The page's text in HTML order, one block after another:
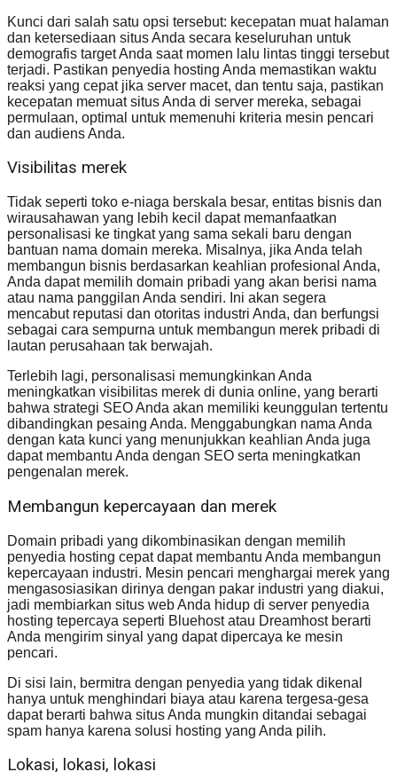
Kunci dari salah satu opsi tersebut: kecepatan muat halaman
dan ketersediaan situs Anda secara keseluruhan untuk
demografis target Anda saat momen lalu lintas tinggi tersebut
terjadi. Pastikan penyedia hosting Anda memastikan waktu
reaksi yang cepat jika server macet, dan tentu saja, pastikan
kecepatan memuat situs Anda di server mereka, sebagai
permulaan, optimal untuk memenuhi kriteria mesin pencari
dan audiens Anda.
Visibilitas merek
Tidak seperti toko e-niaga berskala besar, entitas bisnis dan
wirausahawan yang lebih kecil dapat memanfaatkan
personalisasi ke tingkat yang sama sekali baru dengan
bantuan nama domain mereka. Misalnya, jika Anda telah
membangun bisnis berdasarkan keahlian profesional Anda,
Anda dapat memilih domain pribadi yang akan berisi nama
atau nama panggilan Anda sendiri. Ini akan segera
mencabut reputasi dan otoritas industri Anda, dan berfungsi
sebagai cara sempurna untuk membangun merek pribadi di
lautan perusahaan tak berwajah.
Terlebih lagi, personalisasi memungkinkan Anda
meningkatkan visibilitas merek di dunia online, yang berarti
bahwa strategi SEO Anda akan memiliki keunggulan tertentu
dibandingkan pesaing Anda. Menggabungkan nama Anda
dengan kata kunci yang menunjukkan keahlian Anda juga
dapat membantu Anda dengan SEO serta meningkatkan
pengenalan merek.
Membangun kepercayaan dan merek
Domain pribadi yang dikombinasikan dengan memilih
penyedia hosting cepat dapat membantu Anda membangun
kepercayaan industri. Mesin pencari menghargai merek yang
mengasosiasikan dirinya dengan pakar industri yang diakui,
jadi membiarkan situs web Anda hidup di server penyedia
hosting tepercaya seperti Bluehost atau Dreamhost berarti
Anda mengirim sinyal yang dapat dipercaya ke mesin
pencari.
Di sisi lain, bermitra dengan penyedia yang tidak dikenal
hanya untuk menghindari biaya atau karena tergesa-gesa
dapat berarti bahwa situs Anda mungkin ditandai sebagai
spam hanya karena solusi hosting yang Anda pilih.
Lokasi, lokasi, lokasi